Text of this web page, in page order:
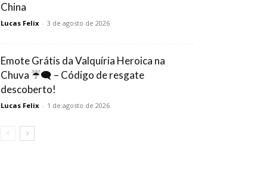
China
Lucas Felix - 3 de agosto de 2026
Emote Grátis da Valquíria Heroica na
Chuva ☔🗨️ – Código de resgate
descoberto!
Lucas Felix - 1 de agosto de 2026